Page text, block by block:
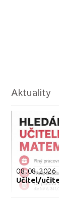
Aktuality
08.08.2026
Učitel/